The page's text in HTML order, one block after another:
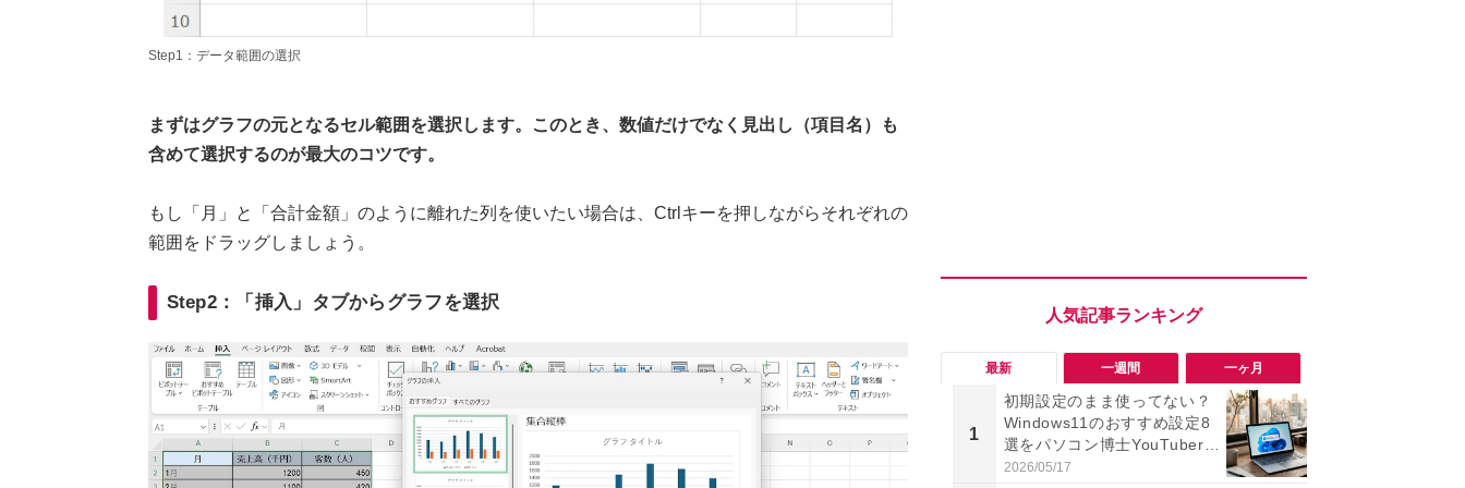
Step1：データ範囲の選択
まずはグラフの元となるセル範囲を選択します。このとき、数値だけでなく見出し（項目名）も
含めて選択するのが最大のコツです。
もし「月」と「合計金額」のように離れた列を使いたい場合は、Ctrlキーを押しながらそれぞれの
範囲をドラッグしましょう。
Step2：「挿入」タブからグラフを選択
最新 一週間 一ヶ月
1
初期設定のまま使ってない？
Windows11のおすすめ設定8
選をパソコン博士YouTuberが
徹底解説！
2026/05/17